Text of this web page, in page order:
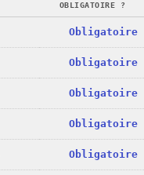
OBLIGATOIRE ?
Obligatoire
Obligatoire
Obligatoire
Obligatoire
Obligatoire